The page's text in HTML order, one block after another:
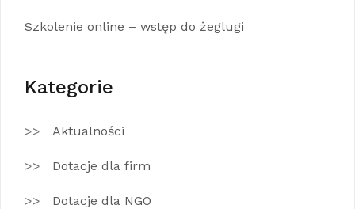
Szkolenie online – wstęp do żeglugi
Kategorie
Aktualności
Dotacje dla firm
Dotacje dla NGO